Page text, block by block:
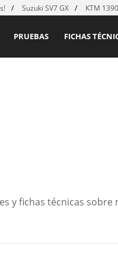
Suzuki SV7 GX KTM
FICHAS
PRUEBAS
y fichas técnicas sobre